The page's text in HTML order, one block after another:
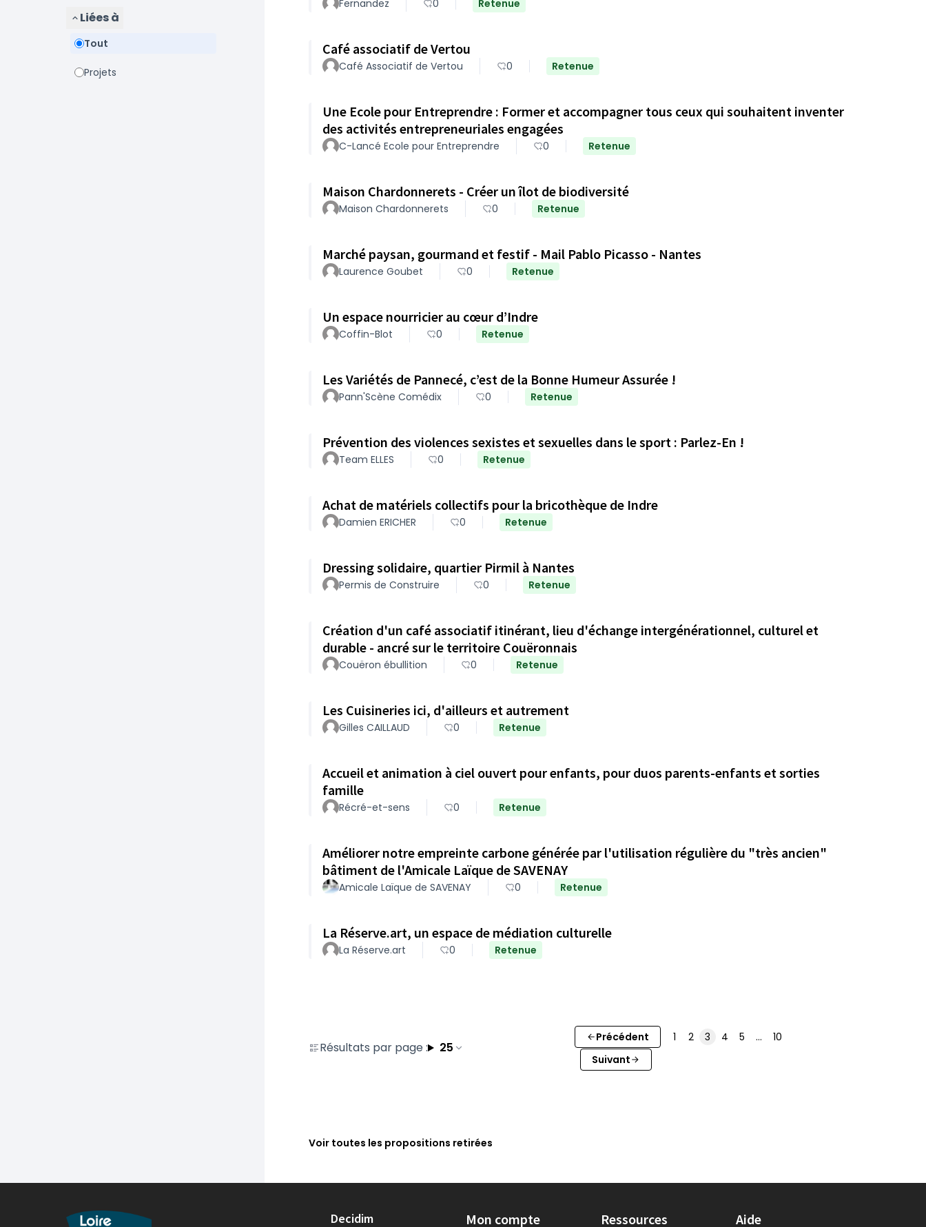
Liées à
Tout
Projets
Fernandez 0 Retenue
Café associatif de Vertou
Café Associatif de Vertou 0 Retenue
Une Ecole pour Entreprendre : Former et accompagner tous ceux qui souhaitent inventer
des activités entrepreneuriales engagées
C-Lancé Ecole pour Entreprendre 0 Retenue
Maison Chardonnerets - Créer un îlot de biodiversité
Maison Chardonnerets 0 Retenue
Marché paysan, gourmand et festif - Mail Pablo Picasso - Nantes
Laurence Goubet 0 Retenue
Un espace nourricier au cœur d’Indre
Coffin-Blot 0 Retenue
Les Variétés de Pannecé, c’est de la Bonne Humeur Assurée !
Pann'Scène Comédix 0 Retenue
Prévention des violences sexistes et sexuelles dans le sport : Parlez-En !
Team ELLES 0 Retenue
Achat de matériels collectifs pour la bricothèque de Indre
Damien ERICHER 0 Retenue
Dressing solidaire, quartier Pirmil à Nantes
Permis de Construire 0 Retenue
Création d'un café associatif itinérant, lieu d'échange intergénérationnel, culturel et
durable - ancré sur le territoire Couëronnais
Couëron ébullition 0 Retenue
Les Cuisineries ici, d'ailleurs et autrement
Gilles CAILLAUD 0 Retenue
Accueil et animation à ciel ouvert pour enfants, pour duos parents-enfants et sorties
famille
Récré-et-sens 0 Retenue
Améliorer notre empreinte carbone générée par l'utilisation régulière du "très ancien"
bâtiment de l'Amicale Laïque de SAVENAY
Amicale Laïque de SAVENAY 0 Retenue
La Réserve.art, un espace de médiation culturelle
La Réserve.art 0 Retenue
Résultats par page : 25
Précédent 1 2 3 4 5 …
10
Suivant
Voir toutes les propositions retirées
Decidim Mon compte Ressources Aide